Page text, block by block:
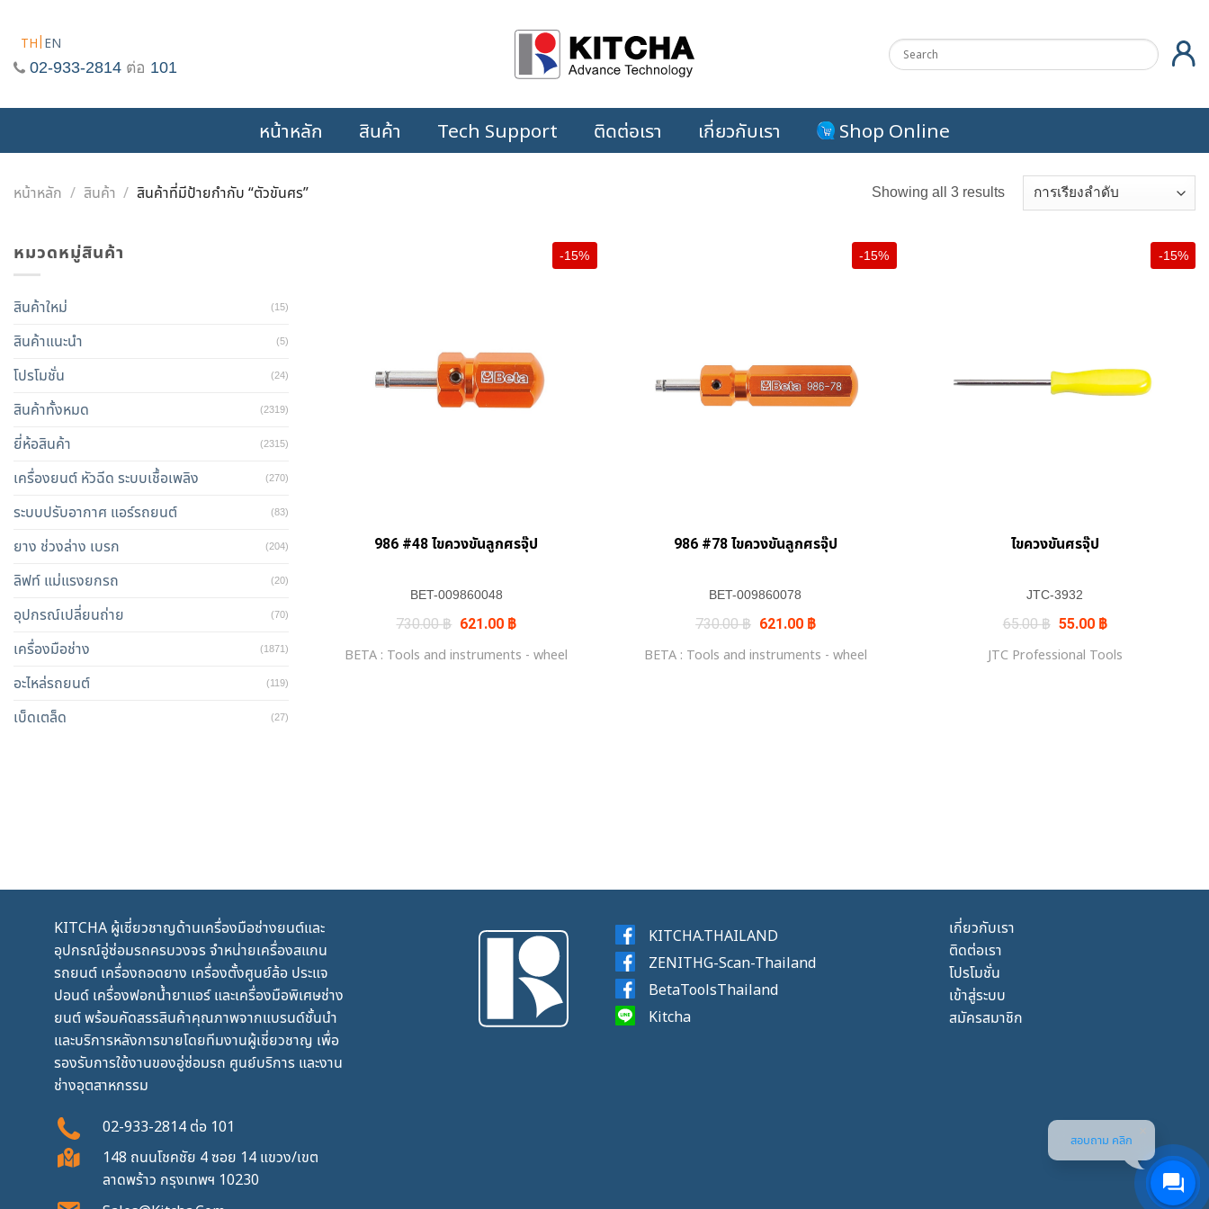
TH EN
02-933-2814 ต่อ 101
หน้าหลัก สินค้า Tech Support ติดต่อเรา เกี่ยวกับเรา Shop Online
หน้าหลัก / สินค้า / สินค้าที่มีป้ายกำกับ “ตัวขันศร” Showing all 3 results
หมวดหมู่สินค้า
สินค้าใหม่ (15)
สินค้าแนะนำ (5)
โปรโมชั่น (24)
สินค้าทั้งหมด (2319)
ยี่ห้อสินค้า (2315)
เครื่องยนต์ หัวฉีด ระบบเชื้อเพลิง (270)
ระบบปรับอากาศ แอร์รถยนต์ (83)
ยาง ช่วงล่าง เบรก (204)
ลิฟท์ แม่แรงยกรถ (20)
อุปกรณ์เปลี่ยนถ่าย (70)
เครื่องมือช่าง (1871)
อะไหล่รถยนต์ (119)
เบ็ดเตล็ด (27)
-15%
+
986 #48 ไขควงขันลูกศรจุ๊ป
BET-009860048
730.00฿ Original
price
was:
730.00 ฿.
621.00 ฿Current
is:
621.00 ฿.
BETA : Tools and instruments - wheel
-15%
+
986 #78 ไขควงขันลูกศรจุ๊ป
BET-009860078
730.00฿ Original
price
was:
730.00 ฿.
621.00 ฿Current
is:
621.00 ฿.
BETA : Tools and instruments - wheel
-15%
ไขควงขันศรจุ๊ป
JTC-3932
65.00฿ Original
price
was:
65.00 ฿.
55.00 ฿Current
is:
55.00 ฿.
JTC Professional Tools
KITCHA ผู้เชี่ยวชาญด้านเครื่องมือช่างยนต์และ
อุปกรณ์อู่ซ่อมรถครบวงจร จำหน่ายเครื่องสแกน
รถยนต์ เครื่องถอดยาง เครื่องตั้งศูนย์ล้อ ประแจ
ปอนด์ เครื่องฟอกน้ำยาแอร์ และเครื่องมือพิเศษช่าง
ยนต์ พร้อมคัดสรรสินค้าคุณภาพจากแบรนด์ชั้นนำ
และบริการหลังการขายโดยทีมงานผู้เชี่ยวชาญ เพื่อ
รองรับการใช้งานของอู่ซ่อมรถ ศูนย์บริการ และงาน
ช่างอุตสาหกรรม
02-933-2814 ต่อ101
148 ถนนโชคชัย 4 ซอย 14 แขวง/เขต
ลาดพร้าว กรุงเทพฯ 10230
KITCHA.THAILAND
ZENITHG-Scan-Thailand
BetaToolsThailand
Kitcha
เกี่ยวกับเรา
ติดต่อเรา
โปรโมชั่น
เข้าสู่ระบบ
สมัครสมาชิก
สอบถาม คลิก